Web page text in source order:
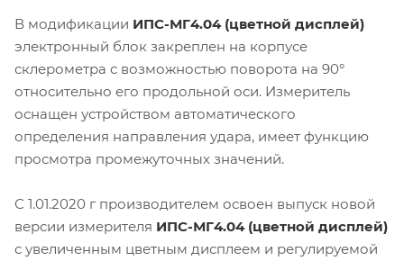
В модификации ИПС-МГ4.04 (цветной дисплей)
электронный блок закреплен на корпусе
склерометра с возможностью поворота на 90°
относительно его продольной оси. Измеритель
оснащен устройством автоматического
определения направления удара, имеет функцию
просмотра промежуточных значений.
С 1.01.2020 г производителем освоен выпуск новой
версии измерителя ИПС-МГ4.04 (цветной дисплей)
с увеличенным цветным дисплеем и регулируемой